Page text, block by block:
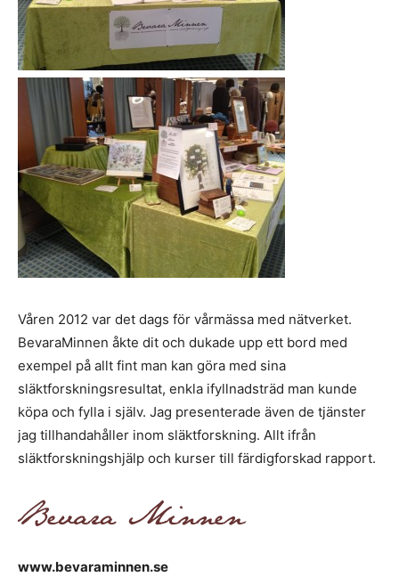
Våren 2012 var det dags för vårmässa med nätverket.
BevaraMinnen åkte dit och dukade upp ett bord med
exempel på allt fint man kan göra med sina
släktforskningsresultat, enkla ifyllnadsträd man kunde
köpa och fylla i själv. Jag presenterade även de tjänster
jag tillhandahåller inom släktforskning. Allt ifrån
släktforskningshjälp och kurser till färdigforskad rapport.
www.bevaraminnen.se